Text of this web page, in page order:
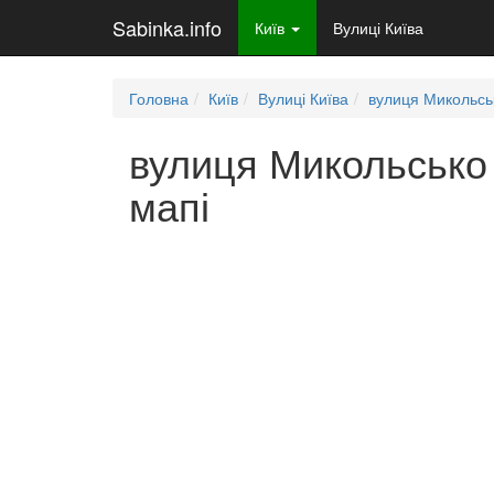
Sabinka.info Київ Вулиці Київа
Головна Київ Вулиці Київа вулиця
вулиця
мапі